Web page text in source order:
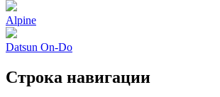
Alpine
Datsun On-Do
Строка навигации